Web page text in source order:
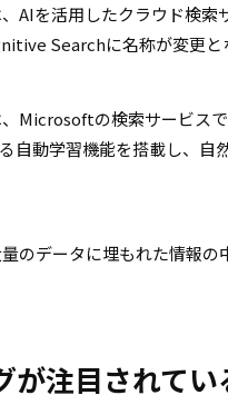
AIを活用したクラウド検
Searchに名称が変更と
Microsoftの検索サービス
自動学習機能を搭載し、
のデータに埋もれた情報
が注目されてい